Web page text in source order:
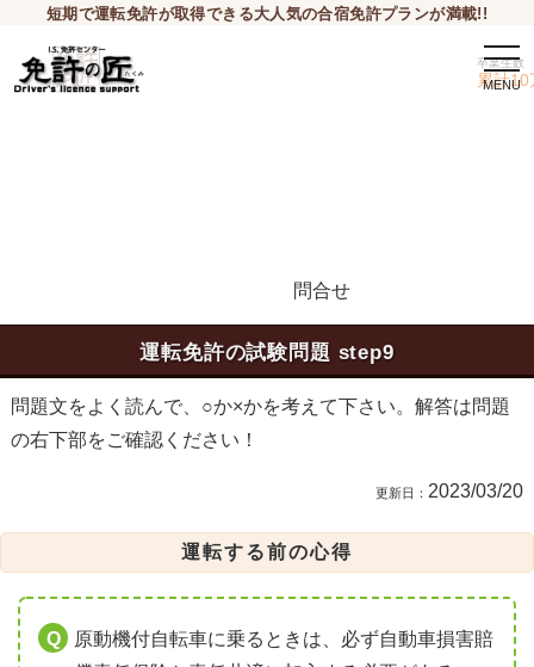
短期で運転免許が取得できる大人気の合宿免許プランが満載!!
卒業生数
累計10
問合せ
運転免許の試験問題 step9
問題文をよく読んで、○か×かを考えて下さい。解答は問題
の右下部をご確認ください！
2023/03/20
運転する前の心得
原動機付自転車に乗るときは、必ず自動車損害賠